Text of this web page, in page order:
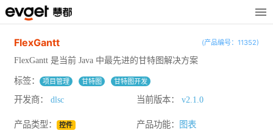
FlexGantt (产品编号：11352)
FlexGantt 是当前 Java 中最先进的甘特图解决方案
标签： 项目管理 甘特图 甘特图开发
开发商： dlsc 当前版本： v2.1.0
产品类型： 控件 产品功能： 图表